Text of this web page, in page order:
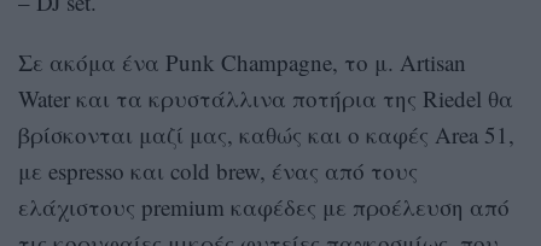
Σε ακόμα ένα Punk Champagne, το μ. Artisan
Water και τα κρυστάλλινα ποτήρια της Riedel θα
βρίσκονται μαζί μας, καθώς και ο καφές Area 51,
με espresso και cold brew, ένας από τους
ελάχιστους premium καφέδες με προέλευση από